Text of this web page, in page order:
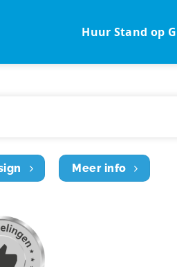
Huur Stand op
Meer info